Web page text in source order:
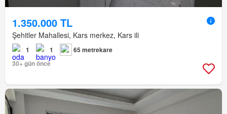
1.350.000 TL
Şehitler Mahallesi, Kars merkez, Kars ili
1 1
65 metrekare
30+ gün önce